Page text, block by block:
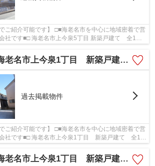
ご紹介可能です】 □■海老名市を中心に地域密着で営
社です■□ 海老名市上今泉5丁目 新築戸建て 全1棟
の詳しい情報。こちらの物...
名市上今泉1丁目 新築戸建て 全1棟【仲介手数料】
過去掲載物件
ご紹介可能です】 □■海老名市を中心に地域密着で営
社です■□ 海老名市上今泉1丁目 新築戸建て 全1棟
しい情報。多くの方に好...
名市上今泉1丁目 新築戸建て 全1棟【仲介手数料無料】